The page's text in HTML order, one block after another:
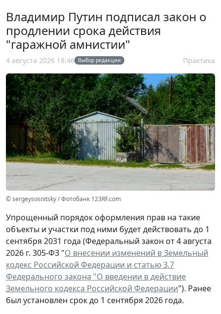
Владимир Путин подписал закон о
продлении срока действия
"гаражной амнистии"
4 августа 2026 18:46 Выбор редакции Практика
© sergeysosnitsky / Фотобанк 123RF.com
Упрощенный порядок оформления прав на такие
объекты и участки под ними будет действовать до 1
сентября 2031 года (Федеральный закон от 4 августа
2026 г. 305-ФЗ "О внесении изменений в Земельный
кодекс Российской Федерации и статью 3.7
Федерального закона "О введении в действие
Земельного кодекса Российской Федерации"). Ранее
был установлен срок до 1 сентября 2026 года.